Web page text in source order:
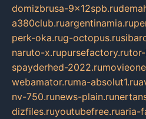
domizbrusa-9x12spb.ru
a380club.ruargentinamia.ru
perk-oka.rug-octopus.ru
naruto-x.rupursefactory.ru
spayderhed-2022.ru
webamator.ruma-absolut1.ru
nv-750.runews-plain.ru
dizfiles.ruyoutubefree.ruaria-